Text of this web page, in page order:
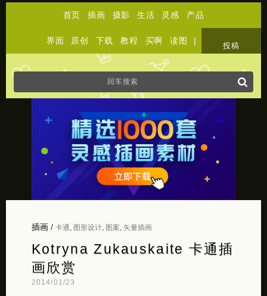
首页 插画 摄影 生活 灵感 产品
界面 原创 下载 教程 买啊 读图 |
投稿
插画/ 卡通 图形设计, 图案 矢量插画
Kotryna Zukauskaite 卡通插
画欣赏
2014/01/23